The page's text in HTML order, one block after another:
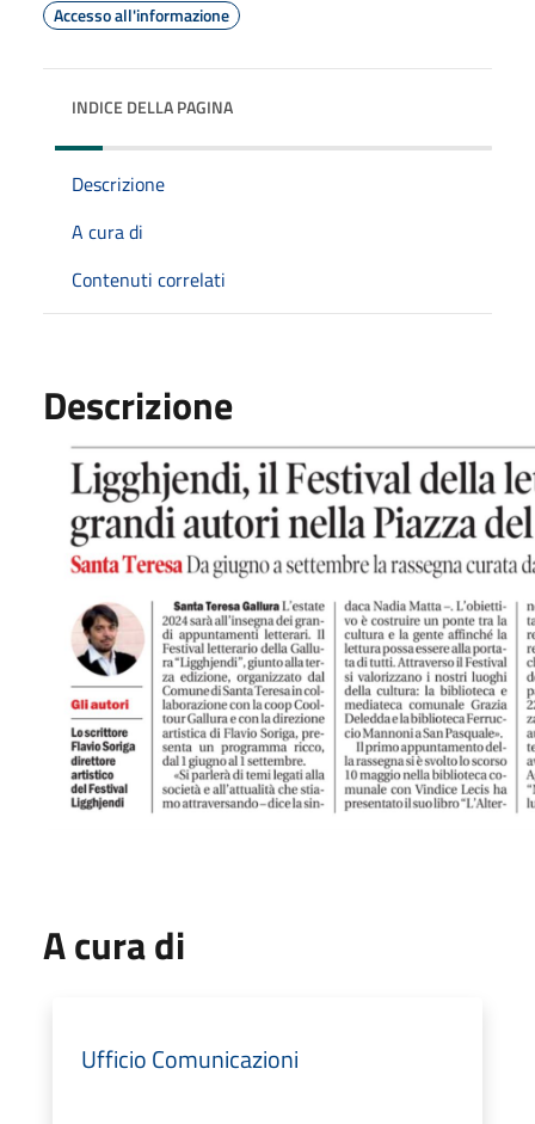
Accesso all'informazione
INDICE DELLA PAGINA
Descrizione
A cura di
Contenuti correlati
Descrizione
A cura di
Ufficio Comunicazioni